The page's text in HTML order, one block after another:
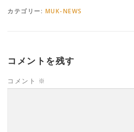
カテゴリー: MUK-NEWS
コメントを残す
コメント ※